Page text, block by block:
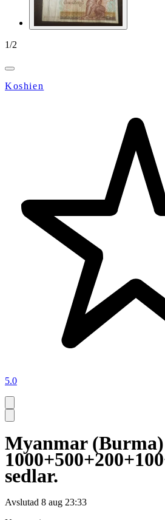
1/2
Koshien
5.0
Myanmar (Burma)
sedlar.
Avslutad 8 aug 23:33